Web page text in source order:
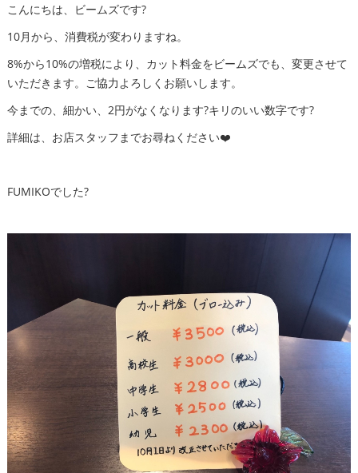
こんにちは、ビームズです?
10月から、消費税が変わりますね。
8%から10%の増税により、カット料金をビームズでも、変更させて
いただきます。ご協力よろしくお願いします。
今までの、細かい、2円がなくなります?キリのいい数字です?
詳細は、お店スタッフまでお尋ねください❤️
FUMIKOでした?